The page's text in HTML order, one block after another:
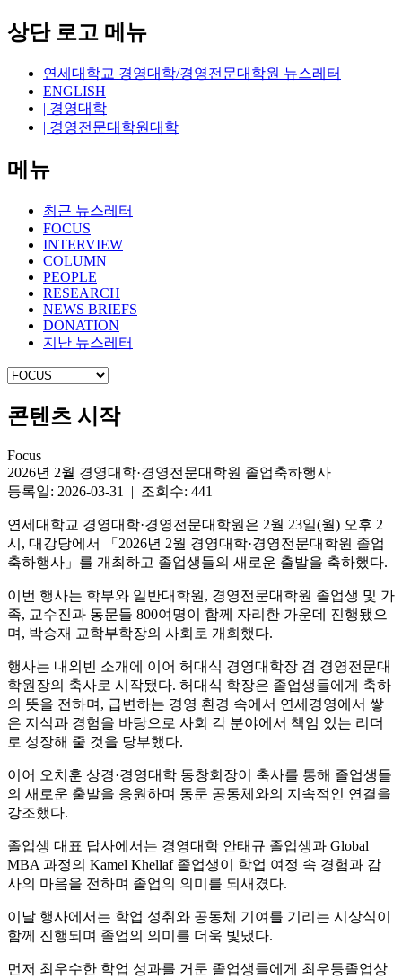
상단 로고 메뉴
연세대학교 경영대학/경영전문대학원 뉴스레터
ENGLISH
| 경영대학
| 경영전문대학원대학
메뉴
최근 뉴스레터
FOCUS
INTERVIEW
COLUMN
PEOPLE
RESEARCH
NEWS BRIEFS
DONATION
지난 뉴스레터
콘텐츠 시작
Focus
2026년 2월 경영대학·경영전문대학원 졸업축하행사
등록일: 2026-03-31 | 조회수: 441
연세대학교 경영대학·경영전문대학원은 2월 23일(월) 오후 2
시, 대강당에서 「2026년 2월 경영대학·경영전문대학원 졸업
축하행사」를 개최하고 졸업생들의 새로운 출발을 축하했다.
이번 행사는 학부와 일반대학원, 경영전문대학원 졸업생 및 가
족, 교수진과 동문들 800여명이 함께 자리한 가운데 진행됐으
며, 박승재 교학부학장의 사회로 개회했다.
행사는 내외빈 소개에 이어 허대식 경영대학장 겸 경영전문대
학원장의 축사로 시작됐다. 허대식 학장은 졸업생들에게 축하
의 뜻을 전하며, 급변하는 경영 환경 속에서 연세경영에서 쌓
은 지식과 경험을 바탕으로 사회 각 분야에서 책임 있는 리더
로 성장해 줄 것을 당부했다.
이어 오치훈 상경·경영대학 동창회장이 축사를 통해 졸업생들
의 새로운 출발을 응원하며 동문 공동체와의 지속적인 연결을
강조했다.
졸업생 대표 답사에서는 경영대학 안태규 졸업생과 Global
MBA 과정의 Kamel Khellaf 졸업생이 학업 여정 속 경험과 감
사의 마음을 전하며 졸업의 의미를 되새겼다.
이날 행사에서는 학업 성취와 공동체 기여를 기리는 시상식이
함께 진행되며 졸업의 의미를 더욱 빛냈다.
먼저 최우수한 학업 성과를 거둔 졸업생들에게 최우등졸업상